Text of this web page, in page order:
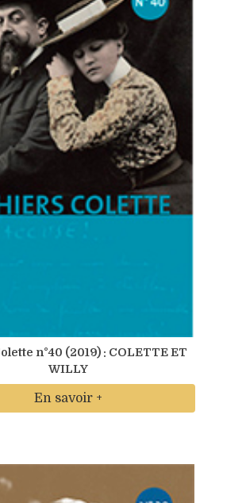
n°40 (2019) : COLETTE ET
WILLY
En savoir +